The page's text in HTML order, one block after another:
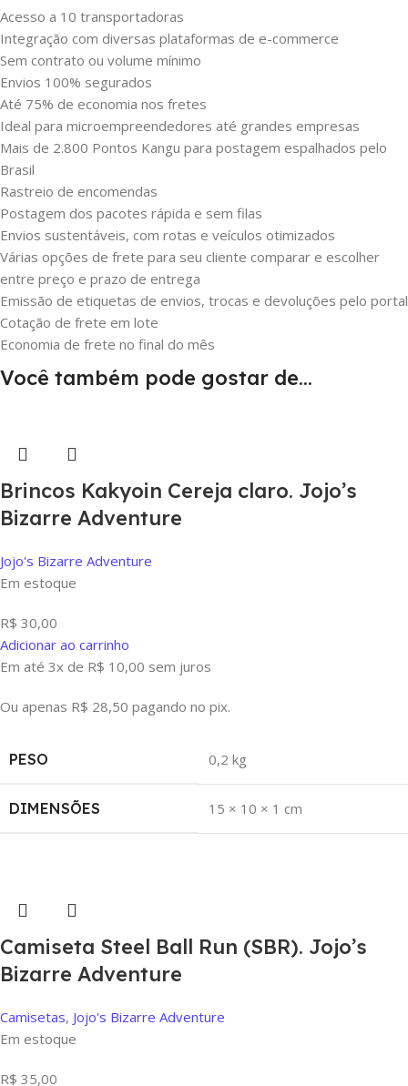
Acesso a 10 transportadoras
Integração com diversas plataformas de e-commerce
Sem contrato ou volume mínimo
Envios 100% segurados
Até 75% de economia nos fretes
Ideal para microempreendedores até grandes empresas
Mais de 2.800 Pontos Kangu para postagem espalhados pelo
Brasil
Rastreio de encomendas
Postagem dos pacotes rápida e sem filas
Envios sustentáveis, com rotas e veículos otimizados
Várias opções de frete para seu cliente comparar e escolher
entre preço e prazo de entrega
Emissão de etiquetas de envios, trocas e devoluções pelo portal
Cotação de frete em lote
Economia de frete no final do mês
Você também pode gostar de…
Brincos Kakyoin Cereja claro. Jojo’s
Bizarre Adventure
Jojo's Bizarre Adventure
Em estoque
R$ 30,00
Adicionar ao carrinho
Em até 3x de R$ 10,00 sem juros
Ou apenas R$ 28,50 pagando no pix.
PESO 0,2 kg
DIMENSÕES 15 × 10 × 1 cm
Camiseta Steel Ball Run (SBR). Jojo’s
Bizarre Adventure
Camisetas, Jojo's Bizarre Adventure
Em estoque
R$ 35,00